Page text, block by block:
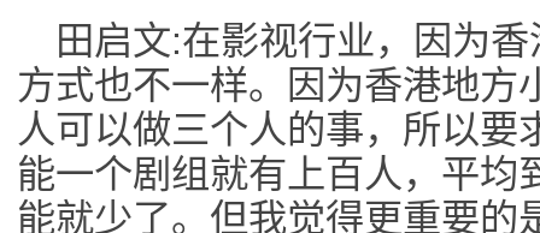
田启文:在影视行业，因为
方式也不一样。因为香港地方
人可以做三个人的事，所以要
能一个剧组就有上百人，平均
能就少了。但我觉得更重要的